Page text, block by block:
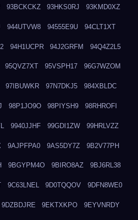
93BCKCKZ 93HKS0RJ 93KMD0XZ
944UTVW8 94555E9U 94CLT1XT
94H1UCPR 94J2GRFM 94Q4Z2L5
95QVZ7XT 95VSPH17 96G7WZOM
97IBUWKR 97N7DKJ5 984XBLDC
98P1JO9O 98PIYSH9 98RHROFI
9940JJHF 99GDI1ZW 99HRLVZZ
9AJPFPA0 9AS5DY7Z 9B2V77PH
9BGYPM4O 9BIRO8AZ 9BJ6RL38
9C63LNEL 9D0TQQOV 9DFN8WE0
9DZBDJRE 9EKTXKPO 9EYVNRDY